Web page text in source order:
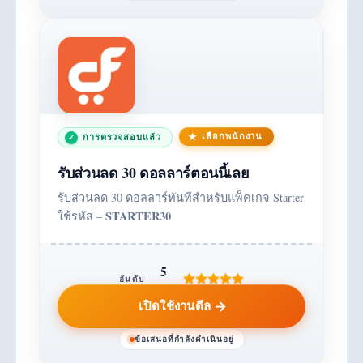
การตรวจสอบแล้ว เลือกพนักงาน
รับส่วนลด 30 ดอลลาร์ตอนนี้เลย
รับส่วนลด 30 ดอลลาร์ทันทีสำหรับแพ็คเกจ Starter
ใช้รหัส –STARTER30
อันดับ 5
เปิดใช้งานดีล
ข้อเสนอที่กำลังดำเนินอยู่